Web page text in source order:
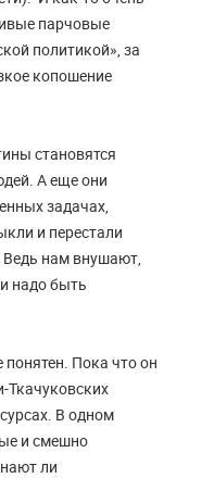
парчовые
политикой», за
копошение
становятся
А еще они
задачах,
и перестали
Ведь нам внушают,
надо быть
Пока что он
Ткачуковских
В одном
и смешно
ли